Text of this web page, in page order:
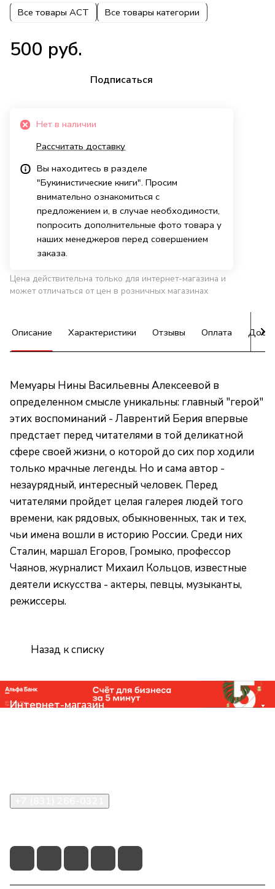
Все товары АСТ Все товары категории
500 руб.
Подписаться
Нет в наличии
Рассчитать доставку
Вы находитесь в разделе
"Букинистические книги". Просим
внимательно ознакомиться с
предложением и, в случае необходимости,
попросить дополнительные фото товара у
наших менеджеров перед совершением
заказа.
Цена действительна только для интернет-магазина и
может отличаться от цен в розничных магазинах
Описание Характеристики Отзывы Оплата
Мемуары Нины Васильевны Алексеевой в
определенном смысле уникальны: главный "герой"
этих воспоминаний - Лаврентий Берия впервые
предстает перед читателями в той деликатной
сфере своей жизни, о которой до сих пор ходили
только мрачные легенды. Но и сама автор -
незаурядный, интересный человек. Перед
читателями пройдет целая галерея людей того
времени, как рядовых, обыкновенных, так и тех,
чьи имена вошли в историю России. Среди них
Сталин, маршал Егоров, Громыко, профессор
Чаянов, журналист Михаил Кольцов, известные
деятели искусства - актеры, певцы, музыканты,
режиссеры.
Назад к списку
Интернет-магазин